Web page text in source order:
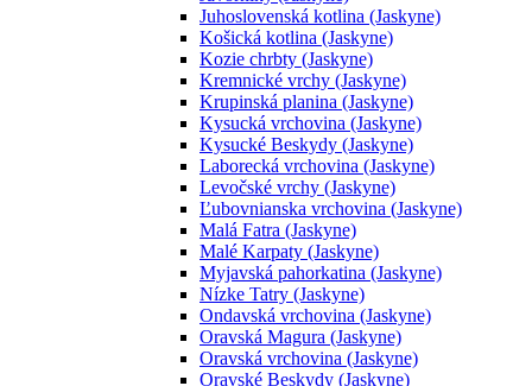
Juhoslovenská kotlina (Jaskyne)
Košická kotlina (Jaskyne)
Kozie chrbty (Jaskyne)
Kremnické vrchy (Jaskyne)
Krupinská planina (Jaskyne)
Kysucká vrchovina (Jaskyne)
Kysucké Beskydy (Jaskyne)
Laborecká vrchovina (Jaskyne)
Levočské vrchy (Jaskyne)
Ľubovnianska vrchovina (Jaskyne)
Malá Fatra (Jaskyne)
Malé Karpaty (Jaskyne)
Myjavská pahorkatina (Jaskyne)
Nízke Tatry (Jaskyne)
Ondavská vrchovina (Jaskyne)
Oravská Magura (Jaskyne)
Oravská vrchovina (Jaskyne)
Oravské Beskydy (Jaskyne)